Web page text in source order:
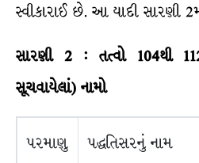
સ્વીકારાઈ છે. આ યાદી સારણી
સારણી 2 : તત્વો 104થી
સૂચવાયેલાં) નામો
પરમાણુ
પદ્ધતિસરનું નામ